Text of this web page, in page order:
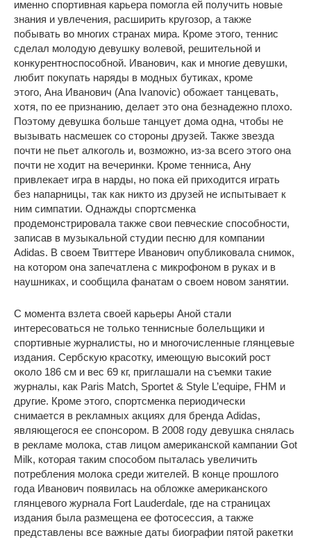
именно спортивная карьера помогла ей получить новые
знания и увлечения, расширить кругозор, а также
побывать во многих странах мира. Кроме этого, теннис
сделал молодую девушку волевой, решительной и
конкурентноспособной. Иванович, как и многие девушки,
любит покупать наряды в модных бутиках, кроме
этого, Ана Иванович (Ana Ivanovic) обожает танцевать,
хотя, по ее признанию, делает это она безнадежно плохо.
Поэтому девушка больше танцует дома одна, чтобы не
вызывать насмешек со стороны друзей. Также звезда
почти не пьет алкоголь и, возможно, из-за всего этого она
почти не ходит на вечеринки. Кроме тенниса, Ану
привлекает игра в нарды, но пока ей приходится играть
без напарницы, так как никто из друзей не испытывает к
ним симпатии. Однажды спортсменка
продемонстрировала также свои певческие способности,
записав в музыкальной студии песню для компании
Adidas. В своем Твиттере Иванович опубликовала снимок,
на котором она запечатлена с микрофоном в руках и в
наушниках, и сообщила фанатам о своем новом занятии.
С момента взлета своей карьеры Аной стали
интересоваться не только теннисные болельщики и
спортивные журналисты, но и многочисленные глянцевые
издания. Сербскую красотку, имеющую высокий рост
около 186 см и вес 69 кг, приглашали на съемки такие
журналы, как Paris Match, Sportet & Style L’equipe, FHM и
другие. Кроме этого, спортсменка периодически
снимается в рекламных акциях для бренда Adidas,
являющегося ее спонсором. В 2008 году девушка снялась
в рекламе молока, став лицом американской кампании Got
Milk, которая таким способом пыталась увеличить
потребления молока среди жителей. В конце прошлого
года Иванович появилась на обложке американского
глянцевого журнала Fort Lauderdale, где на страницах
издания была размещена ее фотосессия, а также
представлены все важные даты биографии пятой ракетки